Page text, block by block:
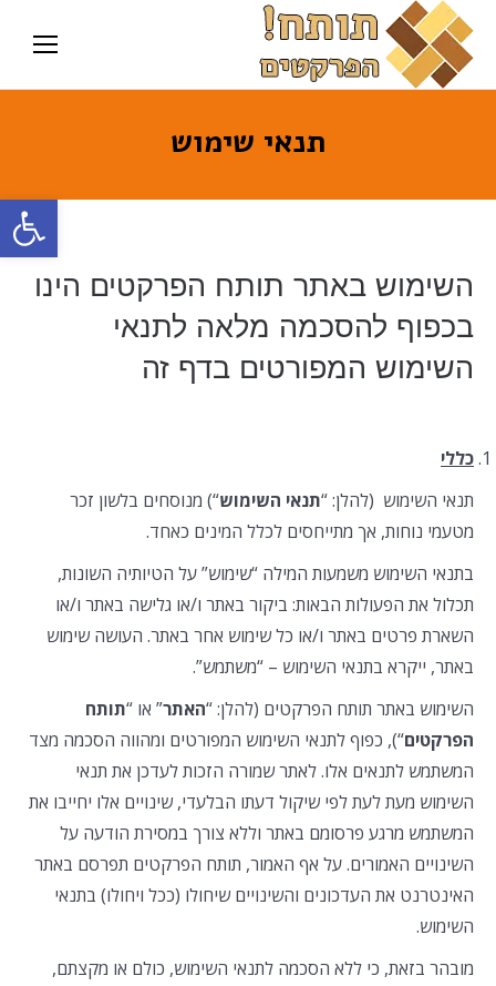
פתח
תנאי שימוש
השימוש באתר תותח הפרקטים הינו
בכפוף להסכמה מלאה לתנאי
השימוש המפורטים בדף זה
כללי
תנאי השימוש (להלן: “תנאי השימוש“) מנוסחים בלשון זכר
מטעמי נוחות, אך מתייחסים לכלל המינים כאחד.
בתנאי השימוש משמעות המילה “שימוש” על הטיותיה השונות,
תכלול את הפעולות הבאות: ביקור באתר ו/או גלישה באתר ו/או
השארת פרטים באתר ו/או כל שימוש אחר באתר. העושה שימוש
באתר, ייקרא בתנאי השימוש – “משתמש”.
השימוש באתר תותח הפרקטים (להלן: “האתר” או “תותח
הפרקטים“), כפוף לתנאי השימוש המפורטים ומהווה הסכמה מצד
המשתמש לתנאים אלו. לאתר שמורה הזכות לעדכן את תנאי
השימוש מעת לעת לפי שיקול דעתו הבלעדי, שינויים אלו יחייבו את
המשתמש מרגע פרסומם באתר וללא צורך במסירת הודעה על
השינויים האמורים. על אף האמור, תותח הפרקטים תפרסם באתר
האינטרנט את העדכונים והשינויים שיחולו (ככל ויחולו) בתנאי
השימוש.
מובהר בזאת, כי ללא הסכמה לתנאי השימוש, כולם או מקצתם,